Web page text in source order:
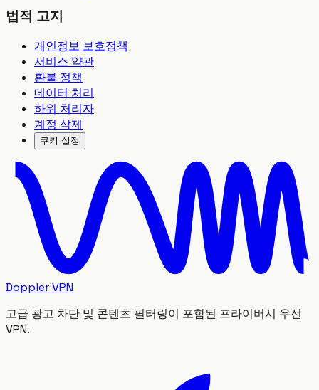
법적 고지
개인정보 보호정책
서비스 약관
환불 정책
데이터 처리
하위 처리자
계정 삭제
쿠키 설정
Doppler VPN
고급 광고 차단 및 콘텐츠 필터링이 포함된 프라이버시 우선
VPN.